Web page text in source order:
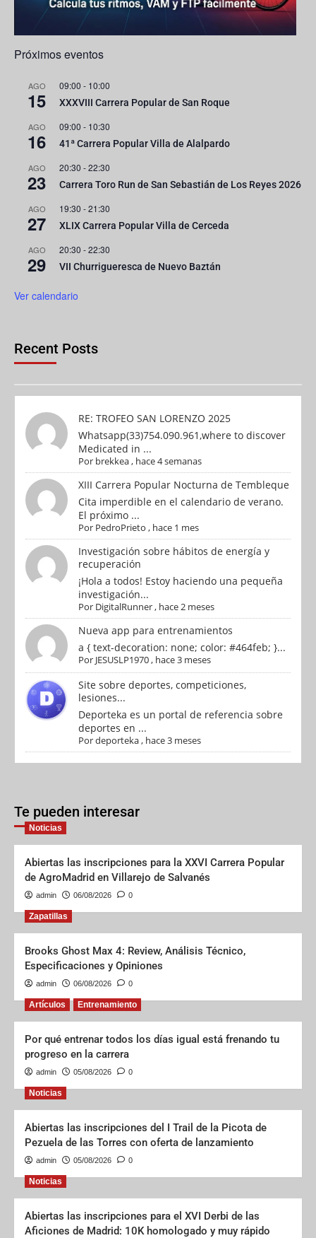
Próximos eventos
AGO
15
09:00 - 10:00
XXXVIII Carrera Popular de San Roque
AGO
16
09:00 - 10:30
41ª Carrera Popular Villa de Alalpardo
AGO
23
20:30 -22:30
Carrera Toro Run de San Sebastián de Los Reyes 2026
AGO
27
19:30 -21:30
XLIX Carrera Popular Villa de Cerceda
AGO
29
20:30 -22:30
VII Churrigueresca de Nuevo Baztán
Ver calendario
Recent Posts
RE: TROFEO SAN LORENZO 2025
Whatsapp(33)754.090.961,where to discover
Medicated in ...
Por brekkea, hace 4 semanas
XIII Carrera Popular Nocturna de Tembleque
Cita imperdible en el calendario de verano.
El próximo ...
Por PedroPrieto , hace 1 mes
Investigación sobre hábitos de energía y
recuperación
¡Hola a todos! Estoy haciendo una pequeña
investigación...
Por DigitalRunner, hace 2 meses
Nueva app para entrenamientos
a { text-decoration: none; color: #464feb; }...
Por JESUSLP1970, hace 3 meses
Site sobre deportes, competiciones,
lesiones...
Deporteka es un portal de referencia sobre
deportes en ...
Pordeporteka, hace 3 meses
Te pueden interesar
Noticias
Abiertas las inscripciones para la XXVI Carrera Popular
de AgroMadrid en Villarejo de Salvanés
admin 06/08/2026 0
Zapatillas
Brooks Ghost Max 4: Review, Análisis Técnico,
Especificaciones y Opiniones
admin 06/08/2026 0
Artículos Entrenamiento
Por qué entrenar todos los días igual está frenando tu
progreso en la carrera
admin 05/08/2026 0
Noticias
Abiertas las inscripciones del I Trail de la Picota de
Pezuela de las Torres con oferta de lanzamiento
admin 05/08/2026 0
Noticias
Abiertas las inscripciones para el XVI Derbi de las
Aficiones de Madrid: 10K homologado y muy rápido